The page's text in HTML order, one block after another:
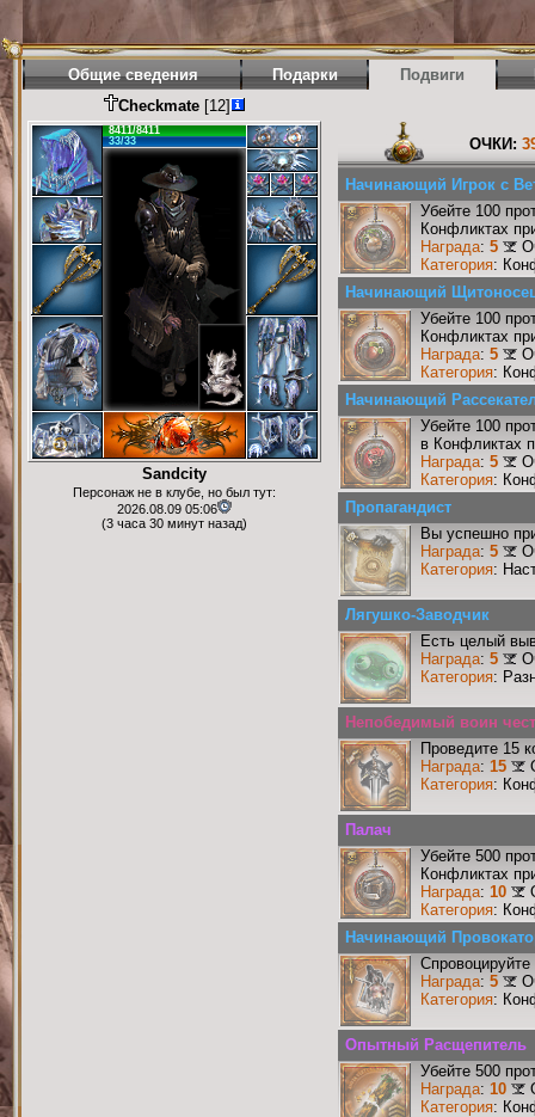
Общие сведения Подарки Подвиги
Checkmate [12]
8411/8411
33/33
Sandcity
Персонаж не в клубе, но был тут:
2026.08.09 05:06
(3 часа 30 минут назад)
ОЧКИ:
Начинающий Игрок с
Убейте 100
Конфликтах
Награда: 5
Категория:
Начинающий
Убейте 100
Конфликтах
Награда: 5
Категория:
Начинающий
Убейте 100
в Конфликтах
Награда: 5
Категория:
Пропагандист
Вы успешно
Награда: 5
Категория:
Лягушко-Заводчик
Есть целый
Награда: 5
Категория:
Непобедимый воин
Проведите 15
Награда: 15
Категория:
Палач
Убейте 500
Конфликтах
Награда: 10
Категория:
Начинающий
Награда: 5
Категория:
Опытный Расщепитель
Убейте 500
Награда: 10
Категория: